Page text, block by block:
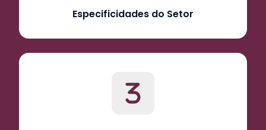
Especificidades do Setor